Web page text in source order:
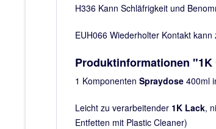
H336 Kann Schläfrigkeit und
EUH066 Wiederholter Kontakt
Produktinformationen "1K
1 Komponenten Spraydose 400ml
Leicht zu verarbeitender 1K Lack,
Entfetten mit Plastic Cleaner)